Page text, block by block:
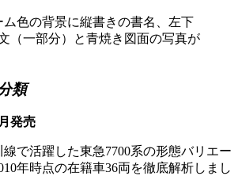
類
発売
で活躍した東急7700系の形態バリエー
年時点の在籍車36両を徹底解析しまし